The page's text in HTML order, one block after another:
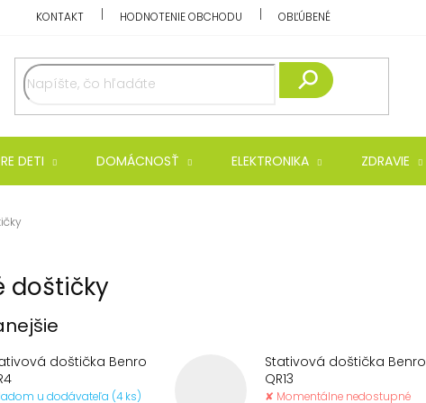
KONTAKT HODNOTENIE OBCHODU OBĽÚBENÉ
DETI DOMÁCNOSŤ ELEKTRONIKA ZDRAVIE
doštičky
doštička Benro
u dodávateľa (4 ks)
Stativová doštička Benro
QR13
✘ Momentálne nedostupné